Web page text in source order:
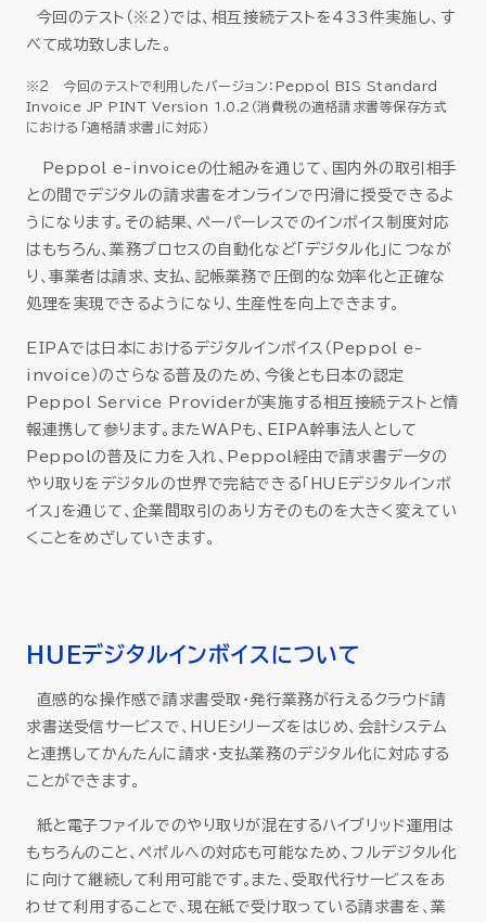
今回のテスト（※２）では、相互接続テストを433件実施し、す
べて成功致しました。
※２ 今回のテストで利用したバージョン：Peppol BIS Standard
Invoice JP PINT Version 1.0.2（消費税の適格請求書等保存方式
における「適格請求書」に対応）
Peppol e-invoiceの仕組みを通じて、国内外の取引相手
との間でデジタルの請求書をオンラインで円滑に授受できるよ
うになります。その結果、ペーパーレスでのインボイス制度対応
はもちろん、業務プロセスの自動化など「デジタル化」につなが
り、事業者は請求、支払、記帳業務で圧倒的な効率化と正確な
処理を実現できるようになり、生産性を向上できます。
EIPAでは日本におけるデジタルインボイス（Peppol e-
invoice）のさらなる普及のため、今後とも日本の認定
Peppol Service Providerが実施する相互接続テストと情
報連携して参ります。またWAPも、EIPA幹事法人として
Peppolの普及に力を入れ、Peppol経由で請求書データの
やり取りをデジタルの世界で完結できる「HUEデジタルインボ
イス」を通じて、企業間取引のあり方そのものを大きく変えてい
くことをめざしていきます。
HUEデジタルインボイスについて
直感的な操作感で請求書受取・発行業務が行えるクラウド請
求書送受信サービスで、HUEシリーズをはじめ、会計システム
と連携してかんたんに請求・支払業務のデジタル化に対応する
ことができます。
紙と電子ファイルでのやり取りが混在するハイブリッド運用は
もちろんのこと、ペポルへの対応も可能なため、フルデジタル化
に向けて継続して利用可能です。また、受取代行サービスをあ
わせて利用することで、現在紙で受け取っている請求書を、業